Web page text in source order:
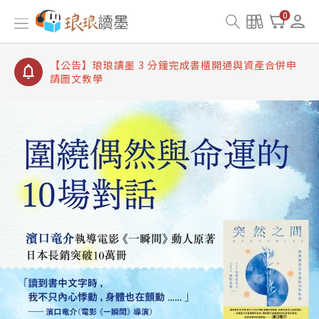
0
【公告】琅琅讀墨書櫃開通常見問題
【公告】琅琅讀墨 3 分鐘完成書櫃開通與資產合併申
【公告】琅琅書店服務升級重要說明及資產合併結果
查詢
【公告】琅琅讀墨數位閱讀資產合併與書櫃開通申請